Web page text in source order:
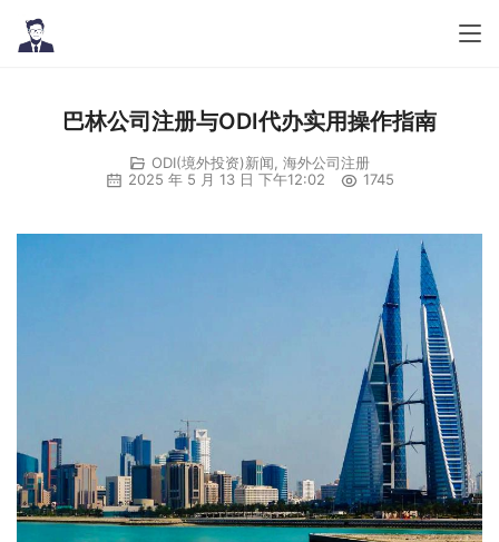
巴林公司注册与ODI代办实用操作指南
ODI(境外投资)新闻 海外公司注册
2025 年 5 月 13 日 下午12:02
1745